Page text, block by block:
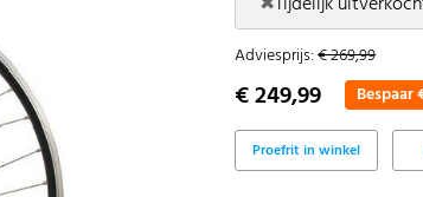
Adviesprijs:€ 269,99
€ 249,99 Bespaar
Proefrit in winkel